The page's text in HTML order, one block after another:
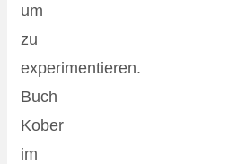
um
zu
experimentieren.
Buch
Kober
im